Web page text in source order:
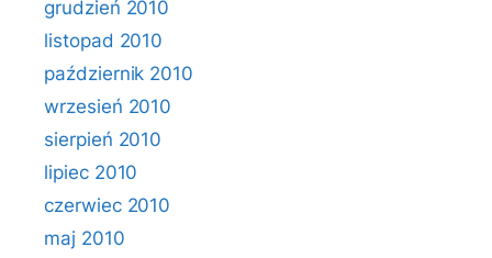
grudzień 2010
listopad 2010
październik 2010
wrzesień 2010
sierpień 2010
lipiec 2010
czerwiec 2010
maj 2010